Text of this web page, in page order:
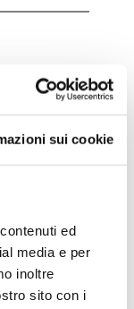
sui cookie
ed
media e per
inoltre
sito con i